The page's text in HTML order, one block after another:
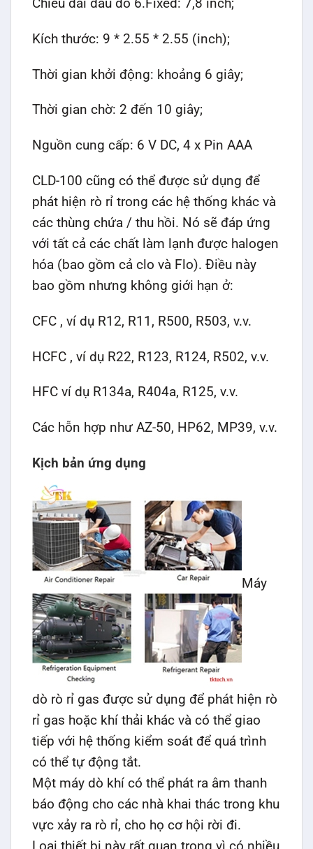
Kích thước: 9 * 2.55 * 2.55 (inch);
Thời gian khởi động: khoảng 6 giây;
Thời gian chờ: 2 đến 10 giây;
Nguồn cung cấp: 6 V DC, 4 x Pin AAA
CLD-100 cũng có thể được sử dụng để
phát hiện rò rỉ trong các hệ thống khác và
các thùng chứa / thu hồi. Nó sẽ đáp ứng
với tất cả các chất làm lạnh được halogen
hóa (bao gồm cả clo và Flo). Điều này
bao gồm nhưng không giới hạn ở:
CFC , ví dụ R12, R11, R500, R503, v.v.
HCFC , ví dụ R22, R123, R124, R502, v.v.
HFC ví dụ R134a, R404a, R125, v.v.
Các hỗn hợp như AZ-50, HP62, MP39, v.v.
Kịch bản ứng dụng
Máy
dò rò rỉ gas được sử dụng để phát hiện rò
rỉ gas hoặc khí thải khác và có thể giao
tiếp với hệ thống kiểm soát để quá trình
có thể tự động tắt.
Một máy dò khí có thể phát ra âm thanh
báo động cho các nhà khai thác trong khu
vực xảy ra rò rỉ, cho họ cơ hội rời đi.